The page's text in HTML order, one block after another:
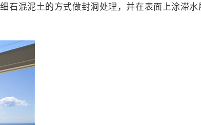
石混泥土的方式做封洞处理，并在表面上涂滞水